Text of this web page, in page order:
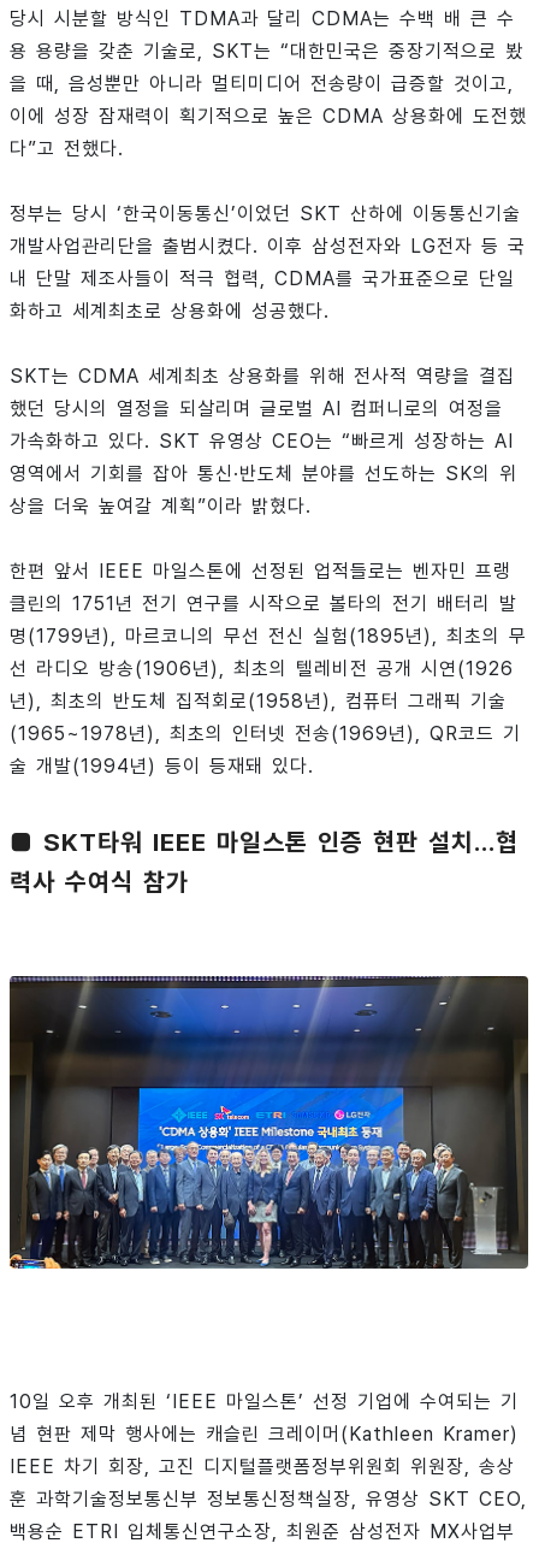
당시 시분할 방식인 TDMA과 달리 CDMA는 수백 배 큰 수
용 용량을 갖춘 기술로, SKT는 “대한민국은 중장기적으로 봤
을 때, 음성뿐만 아니라 멀티미디어 전송량이 급증할 것이고,
이에 성장 잠재력이 획기적으로 높은 CDMA 상용화에 도전했
다”고 전했다.
정부는 당시 ‘한국이동통신’이었던 SKT 산하에 이동통신기술
개발사업관리단을 출범시켰다. 이후 삼성전자와 LG전자 등 국
내 단말 제조사들이 적극 협력, CDMA를 국가표준으로 단일
화하고 세계최초로 상용화에 성공했다.
SKT는 CDMA 세계최초 상용화를 위해 전사적 역량을 결집
했던 당시의 열정을 되살리며 글로벌 AI 컴퍼니로의 여정을
가속화하고 있다. SKT 유영상 CEO는 “빠르게 성장하는 AI
영역에서 기회를 잡아 통신·반도체 분야를 선도하는 SK의 위
상을 더욱 높여갈 계획”이라 밝혔다.
한편 앞서 IEEE 마일스톤에 선정된 업적들로는 벤자민 프랭
클린의 1751년 전기 연구를 시작으로 볼타의 전기 배터리 발
명(1799년), 마르코니의 무선 전신 실험(1895년), 최초의 무
선 라디오 방송(1906년), 최초의 텔레비전 공개 시연(1926
년), 최초의 반도체 집적회로(1958년), 컴퓨터 그래픽 기술
(1965~1978년), 최초의 인터넷 전송(1969년), QR코드 기
술 개발(1994년) 등이 등재돼 있다.
■ SKT타워 IEEE 마일스톤 인증 현판 설치…협
력사 수여식 참가
10일 오후 개최된 ‘IEEE 마일스톤’ 선정 기업에 수여되는 기
념 현판 제막 행사에는 캐슬린 크레이머(Kathleen Kramer)
IEEE 차기 회장, 고진 디지털플랫폼정부위원회 위원장, 송상
훈 과학기술정보통신부 정보통신정책실장, 유영상 SKT CEO,
백용순 ETRI 입체통신연구소장, 최원준 삼성전자 MX사업부